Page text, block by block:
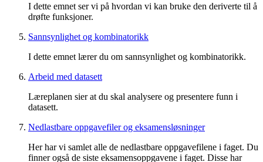
I dette emnet ser vi på hvordan vi kan bruke den deriverte til å
drøfte funksjoner.
Sannsynlighet og kombinatorikk
I dette emnet lærer du om sannsynlighet og kombinatorikk.
Arbeid med datasett
Læreplanen sier at du skal analysere og presentere funn i
datasett.
Nedlastbare oppgavefiler og eksamensløsninger
Her har vi samlet alle de nedlastbare oppgavefilene i faget. Du
finner også de siste eksamensoppgavene i faget. Disse har